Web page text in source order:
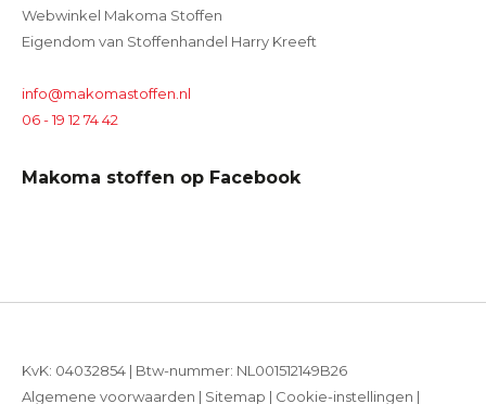
Webwinkel Makoma Stoffen
Eigendom van Stoffenhandel Harry Kreeft
info@makomastoffen.nl
06 - 19 12 74 42
Makoma stoffen op Facebook
KvK: 04032854 | Btw-nummer: NL001512149B26
Algemene voorwaarden | Sitemap | Cookie-instellingen |